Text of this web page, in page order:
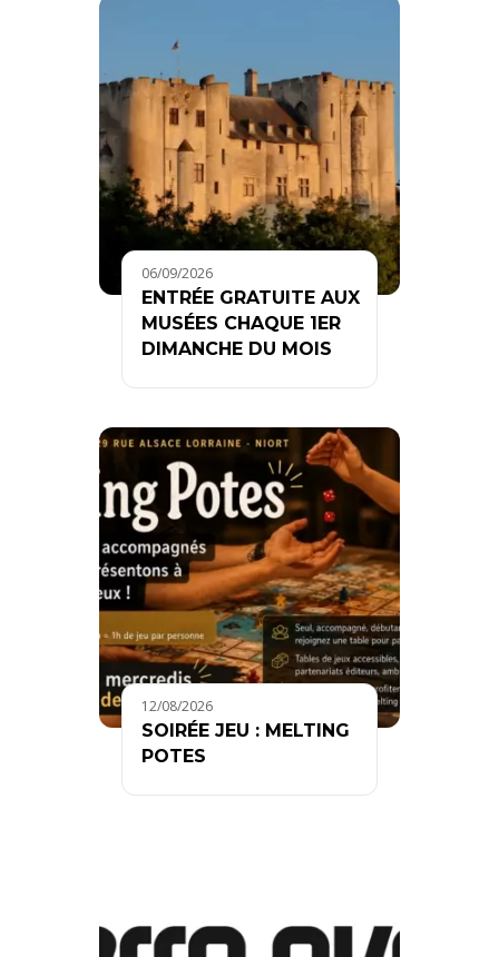
06/09/2026
ENTRÉE GRATUITE AUX
MUSÉES CHAQUE 1ER
DIMANCHE DU MOIS
12/08/2026
SOIRÉE JEU : MELTING
POTES